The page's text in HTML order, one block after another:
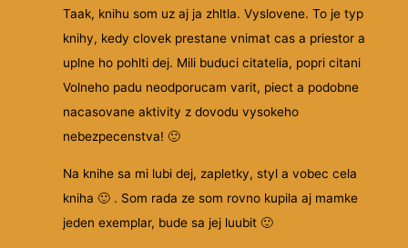
Taak, knihu som uz aj ja zhltla. Vyslovene. To je typ
knihy, kedy clovek prestane vnimat cas a priestor a
uplne ho pohlti dej. Mili buduci citatelia, popri citani
Volneho padu neodporucam varit, piect a podobne
nacasovane aktivity z dovodu vysokeho
nebezpecenstva!🙂
Na knihe sa mi lubi dej, zapletky, styl a vobec cela
kniha🙂 . Som rada ze som rovno kupila aj mamke
jeden exemplar, bude sa jej luubit🙂